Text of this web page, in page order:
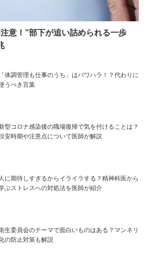
意！”部下が追い詰められる一歩
「体調管理も仕事のうち」はパワハラ！？代わりに
うべき言葉
型コロナ感染後の職場復帰で気を付けることは？
目安時期や注意点について医師が解説
人に期待しすぎるからイライラする？精神科医から
ぶストレスへの対処法を医師が紹介
生委員会のテーマで面白いものはある？マンネリ
の防止対策も解説